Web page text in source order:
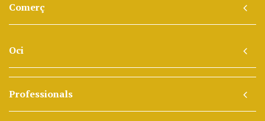
Comerç
Oci
Professionals